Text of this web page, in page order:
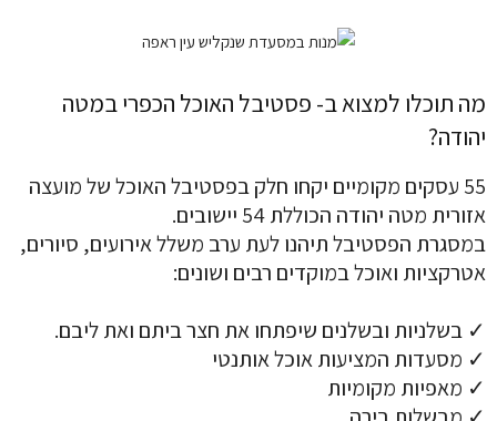
מה תוכלו למצוא ב- פסטיבל האוכל הכפרי במטה
יהודה?
55 עסקים מקומיים יקחו חלק בפסטיבל האוכל של מועצה
אזורית מטה יהודה הכוללת 54 יישובים.
במסגרת הפסטיבל תיהנו לעת ערב משלל אירועים, סיורים,
אטרקציות ואוכל במוקדים רבים ושונים:
✓ בשלניות ובשלנים שיפתחו את חצר ביתם ואת ליבם.
✓ מסעדות המציעות אוכל אותנטי
✓ מאפיות מקומיות